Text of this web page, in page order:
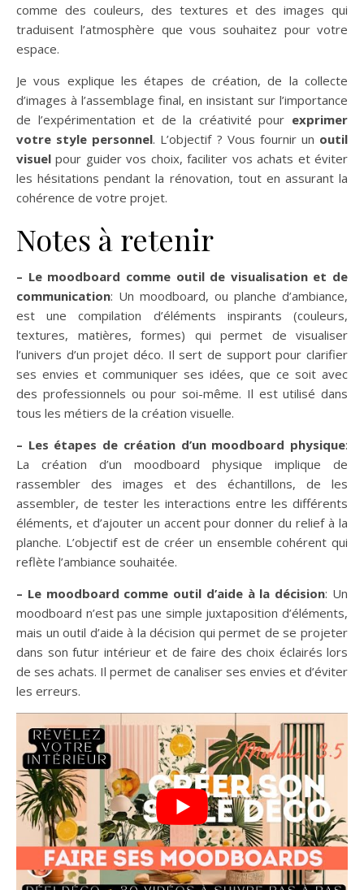
comme des couleurs, des textures et des images qui
traduisent l’atmosphère que vous souhaitez pour votre
espace.
Je vous explique les étapes de création, de la collecte
d’images à l’assemblage final, en insistant sur l’importance
de l’expérimentation et de la créativité pour exprimer
votre style personnel. L’objectif ? Vous fournir un outil
visuel pour guider vos choix, faciliter vos achats et éviter
les hésitations pendant la rénovation, tout en assurant la
cohérence de votre projet.
Notes à retenir
– Le moodboard comme outil de visualisation et de
communication: Un moodboard, ou planche d’ambiance,
est une compilation d’éléments inspirants (couleurs,
textures, matières, formes) qui permet de visualiser
l’univers d’un projet déco. Il sert de support pour clarifier
ses envies et communiquer ses idées, que ce soit avec
des professionnels ou pour soi-même. Il est utilisé dans
tous les métiers de la création visuelle.
– Les étapes de création d’un moodboard physique:
La création d’un moodboard physique implique de
rassembler des images et des échantillons, de les
assembler, de tester les interactions entre les différents
éléments, et d’ajouter un accent pour donner du relief à la
planche. L’objectif est de créer un ensemble cohérent qui
reflète l’ambiance souhaitée.
– Le moodboard comme outil d’aide à la décision: Un
moodboard n’est pas une simple juxtaposition d’éléments,
mais un outil d’aide à la décision qui permet de se projeter
dans son futur intérieur et de faire des choix éclairés lors
de ses achats. Il permet de canaliser ses envies et d’éviter
les erreurs.